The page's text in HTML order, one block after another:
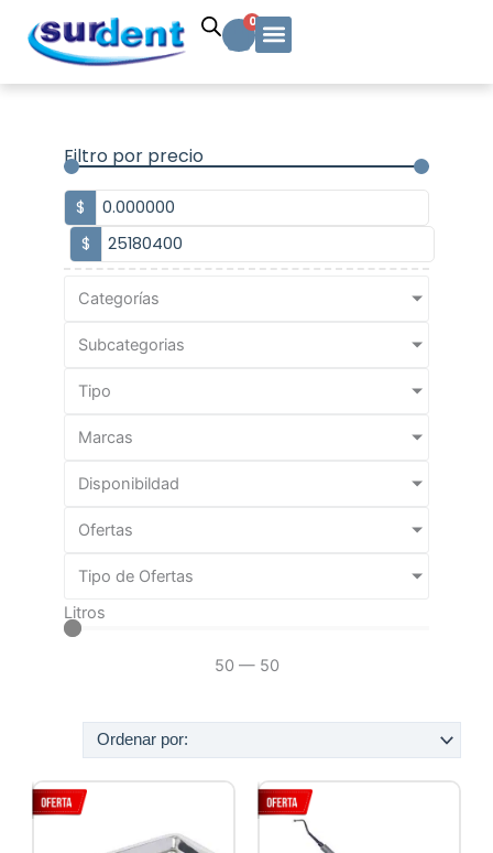
contenido
0
Carrito
Filtro por precio
$
$
Categorías
Subcategorias
Tipo
Marcas
Disponibildad
Ofertas
Tipo de Ofertas
Litros
50 — 50